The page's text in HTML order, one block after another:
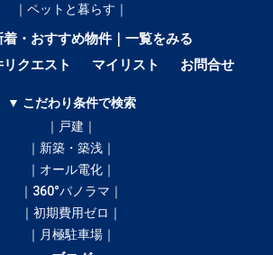
｜ペットと暮らす｜
・おすすめ物件｜一覧をみる
クエスト
マイリスト お問合せ
▼ こだわり条件で検索
｜戸建｜
｜新築・築浅｜
｜オール電化｜
｜360°パノラマ｜
｜初期費用ゼロ｜
｜月極駐車場｜